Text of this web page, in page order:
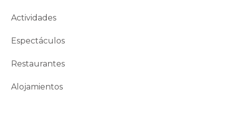
Actividades
Espectáculos
Restaurantes
Alojamientos